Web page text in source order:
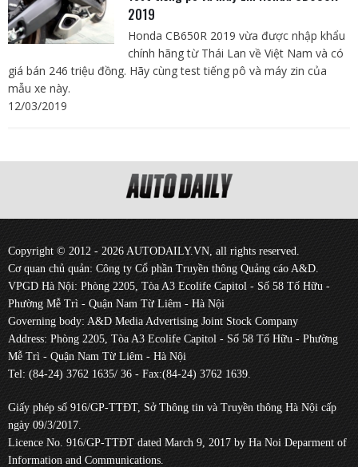
2019
Honda CB650R 2019 vừa được nhập khẩu
chính hãng từ Thái Lan về Việt Nam và có
giá bán 246 triệu đồng. Hãy cùng test tiếng pô và máy zin của
mẫu xe này.
12/03/2019
Copyright © 2012 - 2026 AUTODAILY.VN, all rights reserved.
Cơ quan chủ quản: Công ty Cổ phần Truyền thông Quảng cáo A&D.
VPGD Hà Nội: Phòng 2205, Tòa A3 Ecolife Capitol - Số 58 Tố Hữu -
Phường Mễ Trì - Quận Nam Từ Liêm - Hà Nội
Governing body: A&D Media Advertising Joint Stock Company
Address: Phòng 2205, Tòa A3 Ecolife Capitol - Số 58 Tố Hữu - Phường
Mễ Trì - Quận Nam Từ Liêm - Hà Nội
Tel: (84-24) 3762 1635/ 36 - Fax:(84-24) 3762 1639.
Giấy phép số 916/GP-TTĐT, Sở Thông tin và Truyền thông Hà Nội cấp
ngày 09/3/2017.
Licence No. 916/GP-TTĐT dated March 9, 2017 by Ha Noi Deparment of
Information and Communications.